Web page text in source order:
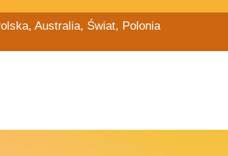
Australia, Świat, Polonia